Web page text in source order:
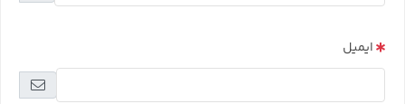
ایمیل